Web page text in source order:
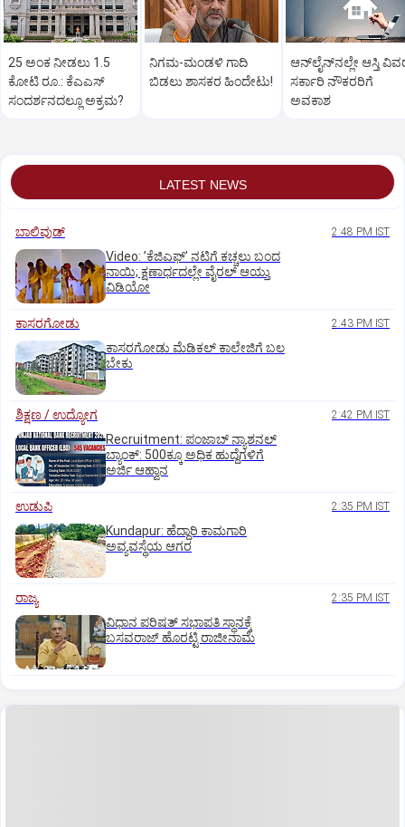
25 ಅಂಕ ನೀಡಲು 1.5
ಕೋಟಿ ರೂ.: ಕೆಎಎಸ್
ಸಂದರ್ಶನದಲ್ಲೂ ಅಕ್ರಮ?
ನಿಗಮ-ಮಂಡಳಿ ಗಾದಿ
ಬಿಡಲು ಶಾಸಕರ ಹಿಂದೇಟು!
ಆನ್‌ಲೈನ್‌ನಲ್ಲೇ ಆಸ್ತಿ
ಸರ್ಕಾರಿ ನೌಕರರಿಗೆ
ಅವಕಾಶ
LATEST NEWS
ಬಾಲಿವುಡ್‌ 2:48 PM IST
Video: ʼಕೆಜಿಎಫ್‌ʼ ನಟಿಗೆ ಕಚ್ಚಲು ಬಂದ
ನಾಯಿ; ಕ್ಷಣಾರ್ಧದಲ್ಲೇ ವೈರಲ್‌ ಆಯ್ತು
ವಿಡಿಯೋ
ಕಾಸರಗೋಡು 2:43 PM IST
ಕಾಸರಗೋಡು ಮೆಡಿಕಲ್‌ ಕಾಲೇಜಿಗೆ ಬಲ
ಬೇಕು
ಶಿಕ್ಷಣ / ಉದ್ಯೋಗ 2:42 PM IST
Recruitment: ಪಂಜಾಬ್‌ ನ್ಯಾಶನಲ್‌
ಬ್ಯಾಂಕ್:‌ 500ಕ್ಕೂ ಅಧಿಕ ಹುದ್ದೆಗಳಿಗೆ
ಅರ್ಜಿ ಆಹ್ವಾನ
ಉಡುಪಿ 2:35 PM IST
Kundapur: ಹೆದ್ದಾರಿ ಕಾಮಗಾರಿ
ಅವ್ಯವಸ್ಥೆಯ ಆಗರ
ರಾಜ್ಯ 2:35 PM IST
ವಿಧಾನ ಪರಿಷತ್ ಸಭಾಪತಿ ಸ್ಥಾನಕ್ಕೆ
ಬಸವರಾಜ್ ಹೊರಟ್ಟಿ ರಾಜೀನಾಮೆ